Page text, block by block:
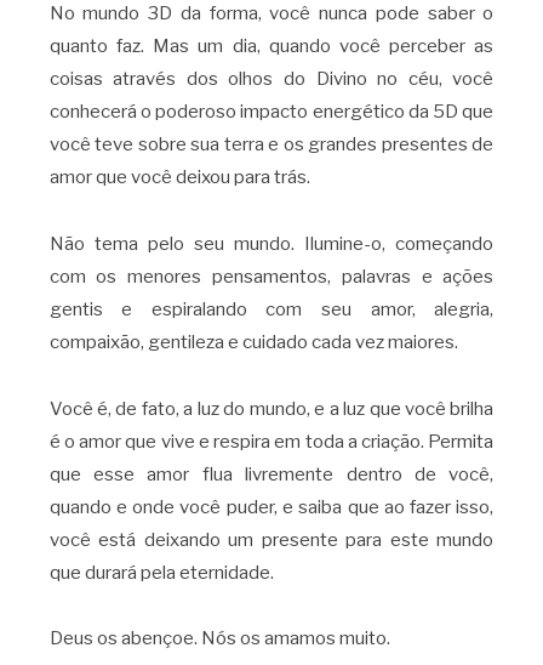
No mundo 3D da forma, você nunca pode saber o
quanto faz. Mas um dia, quando você perceber as
coisas através dos olhos do Divino no céu, você
conhecerá o poderoso impacto energético da 5D que
você teve sobre sua terra e os grandes presentes de
amor que você deixou para trás.
Não tema pelo seu mundo. Ilumine-o, começando
com os menores pensamentos, palavras e ações
gentis e espiralando com seu amor, alegria,
compaixão, gentileza e cuidado cada vez maiores.
Você é, de fato, a luz do mundo, e a luz que você brilha
é o amor que vive e respira em toda a criação. Permita
que esse amor flua livremente dentro de você,
quando e onde você puder, e saiba que ao fazer isso,
você está deixando um presente para este mundo
que durará pela eternidade.
Deus os abençoe. Nós os amamos muito.